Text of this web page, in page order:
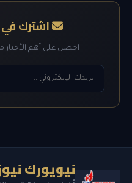
اشترك في
احصل على أهم الأخبار
نيويورك